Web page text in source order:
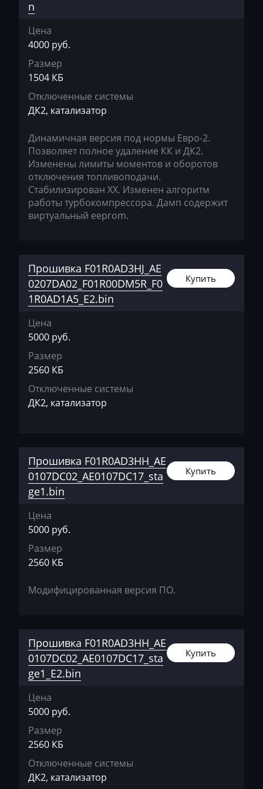
BYD
Cadillac
Camc
Case
Caterpillar
Challenger
Changan
Changhe
Chery
Citroen
Claas
CMI
Comacchio
Cupra
Dacia
Daihatsu
Dammann
Deutz
Dewulf
Dodge
Doosan
Doppstadt
Dynapac
EcoLog
Eggersmann
Exeed
Extreme moto
n
Цена
4000 руб.
Размер
1504 КБ
Отключенные системы
ДК2, катализатор
Динамичная версия под нормы Евро-2.
Позволяет полное удаление КК и ДК2.
Изменены лимиты моментов и оборотов
отключения топливоподачи.
Стабилизирован ХХ. Изменен алгоритм
работы турбокомпрессора. Дамп содержит
виртуальный eeprom.
Прошивка F01R0AD3HJ_AE
0207DA02_F01R00DM5R_F0
1R0AD1A5_E2.bin
Купить
Цена
5000 руб.
Размер
2560 КБ
Отключенные системы
ДК2, катализатор
Прошивка F01R0AD3HH_AE
0107DC02_AE0107DC17_sta
ge1.bin
Купить
Цена
5000 руб.
Размер
2560 КБ
Модифицированная версия ПО.
Прошивка F01R0AD3HH_AE
0107DC02_AE0107DC17_sta
ge1_E2.bin
Купить
Цена
5000 руб.
Размер
2560 КБ
Отключенные системы
ДК2, катализатор